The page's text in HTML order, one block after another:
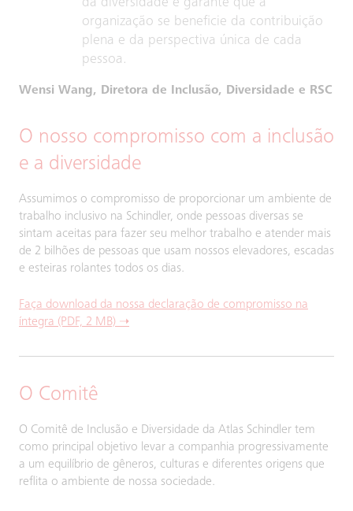
da diversidade e garante que a
organização se beneficie da contribuição
plena e da perspectiva única de cada
pessoa.
Wensi Wang, Diretora de Inclusão, Diversidade e RSC
O nosso compromisso com a inclusão
e a diversidade
Assumimos o compromisso de proporcionar um ambiente de
trabalho inclusivo na Schindler, onde pessoas diversas se
sintam aceitas para fazer seu melhor trabalho e atender mais
de 2 bilhões de pessoas que usam nossos elevadores, escadas
e esteiras rolantes todos os dias.
Faça download da nossa declaração de compromisso na
íntegra (PDF, 2 MB) ➝
O Comitê
O Comitê de Inclusão e Diversidade da Atlas Schindler tem
como principal objetivo levar a companhia progressivamente
a um equilíbrio de gêneros, culturas e diferentes origens que
reflita o ambiente de nossa sociedade.